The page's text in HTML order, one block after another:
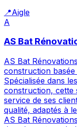
📍Aigle
A
AS Bat
AS Bat
construction basée
Spécialisée dans
construction, cette
service de ses
qualité, adaptés à
AS Bat